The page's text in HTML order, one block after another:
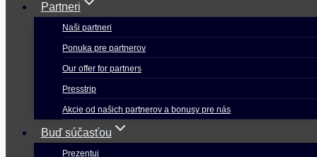
Partneri
Naši partneri
Ponuka pre partnerov
Our offer for partners
Presstrip
Akcie od našich partnerov a bonusy pre nás
Buď súčasťou
Prezentuj